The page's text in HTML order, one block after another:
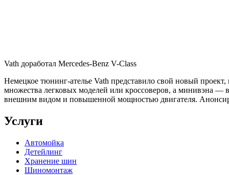
Vath доработал Mercedes-Benz V-Class
Немецкое тюнинг-ателье Vath представило свой новый
множества легковых моделей или кроссоверов, а минивэна —
внешним видом и повышенной мощностью двигателя.
Услуги
Автомойка
Детейлинг
Хранение шин
Шиномонтаж